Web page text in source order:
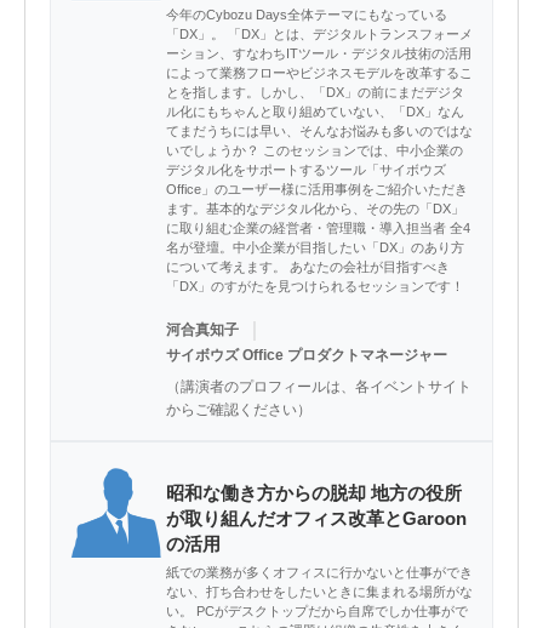
今年のCybozu Days全体テーマにもなっている
「DX」。 「DX」とは、デジタルトランスフォーメ
ーション、すなわちITツール・デジタル技術の活用
によって業務フローやビジネスモデルを改革するこ
とを指します。しかし、「DX」の前にまだデジタ
ル化にもちゃんと取り組めていない、「DX」なん
てまだうちには早い、そんなお悩みも多いのではな
いでしょうか？ このセッションでは、中小企業の
デジタル化をサポートするツール「サイボウズ
Office」のユーザー様に活用事例をご紹介いただき
ます。基本的なデジタル化から、その先の「DX」
に取り組む企業の経営者・管理職・導入担当者 全4
名が登壇。中小企業が目指したい「DX」のあり方
について考えます。 あなたの会社が目指すべき
「DX」のすがたを見つけられるセッションです！
河合真知子
サイボウズ Office プロダクトマネージャー
（講演者のプロフィールは、各イベントサイト
からご確認ください）
昭和な働き方からの脱却 地方の役所
が取り組んだオフィス改革とGaroon
の活用
紙での業務が多くオフィスに行かないと仕事ができ
ない、打ち合わせをしたいときに集まれる場所がな
い。 PCがデスクトップだから自席でしか仕事がで